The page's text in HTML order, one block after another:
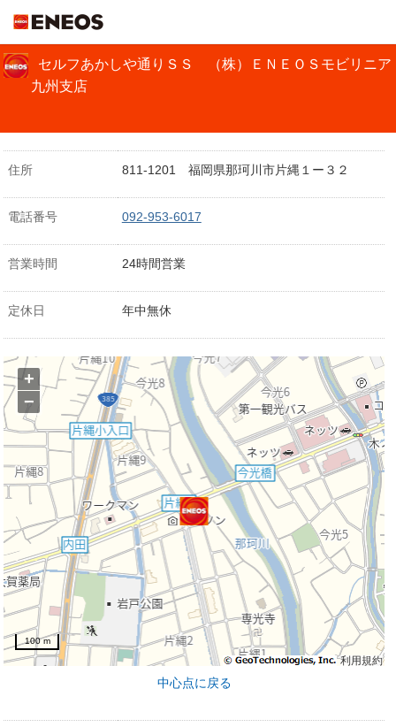
セルフあかしや通りＳＳ （株）ＥＮＥＯＳモビリニア
九州支店
住所 811-1201 福岡県那珂川市片縄１ー３２
電話番号 092-953-6017
営業時間 24時間営業
定休日 年中無休
利用規約
+
−
100 m
中心点に戻る